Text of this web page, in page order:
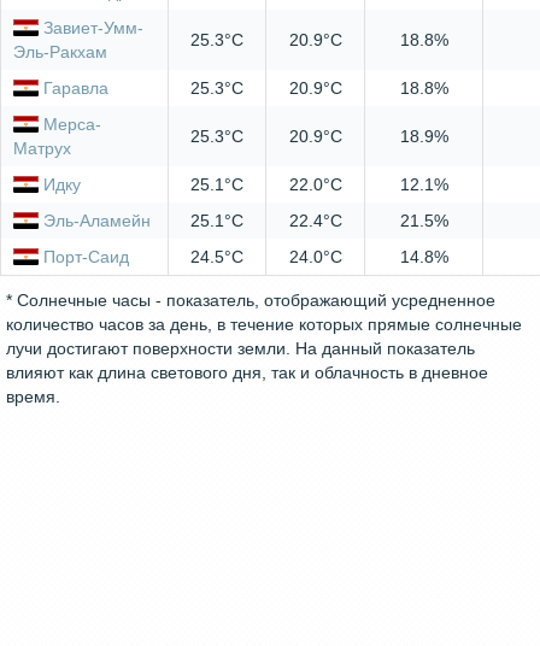
Завиет-Умм-
Эль-Ракхам
25.3°C 20.9°C 18.8%
Гаравла 25.3°C 20.9°C
18.8%
Мерса-
Матрух
25.3°C 20.9°C 18.9%
Идку 25.1°C 22.0°C
12.1%
Эль-Аламейн
25.1°C 22.4°C
21.5%
Порт-Саид
24.5°C 24.0°C 14.8%
* Солнечные часы - показатель, отображающий усредненное
количество часов за день, в течение которых прямые солнечные
лучи достигают поверхности земли. На данный показатель
влияют как длина светового дня, так и облачность в дневное
время.